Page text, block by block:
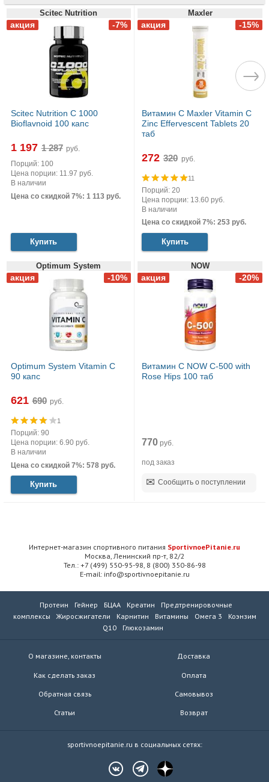
Scitec Nutrition
Scitec Nutrition C 1000
Bioflavnoid 100 капс
1 197
руб.
Порций: 100
Цена порции: 11.97 руб.
В наличии
Цена со скидкой 7%: 1 113 руб.
Купить
Maxler
Витамин С Maxler Vitamin C
Zinc Effervescent Tablets 20
таб
272 руб.
11
Порций: 20
Цена порции: 13.60 руб.
В наличии
Цена со скидкой 7%: 253 руб.
Купить
Optimum System
Optimum System Vitamin C
90 капс
621 руб.
1
Порций: 90
Цена порции: 6.90 руб.
В наличии
Цена со скидкой 7%: 578 руб.
Купить
NOW
Витамин С NOW C-500 with
Rose Hips 100 таб
770 руб.
под заказ
Сообщить о поступлении
Интернет-магазин спортивного питания SportivnoePitanie.ru
Москва, Ленинский пр-т, 82/2
Тел.: +7 (499) 550-95-98, 8 (800) 350-86-98
E-mail: info@sportivnoepitanie.ru
Протеин Гейнер БЦАА Креатин
Предтренировочные
комплексы
Жиросжигатели Карнитин Витамины Омега 3
Коэнзим
Q10
Глюкозамин
О магазине, контакты
Как сделать заказ
Обратная связь
Статьи
Доставка
Оплата
Самовывоз
Возврат
sportivnoepitanie.ru в социальных сетях: